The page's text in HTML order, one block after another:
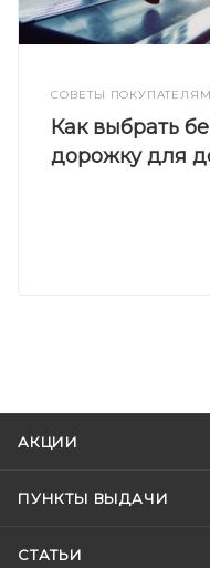
СОВЕТЫ ПОКУПАТЕЛЯМ
Как выбрать
дорожку для
АКЦИИ
ПУНКТЫ ВЫДАЧИ
СТАТЬИ